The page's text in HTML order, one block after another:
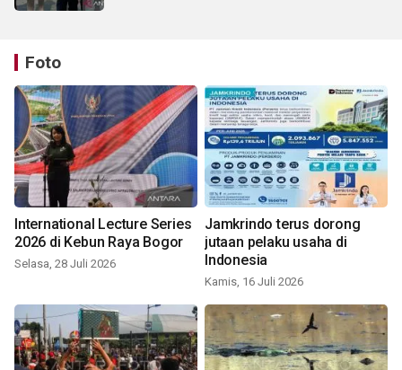
Foto
International Lecture Series
2026 di Kebun Raya Bogor
Selasa, 28 Juli 2026
Jamkrindo terus dorong
jutaan pelaku usaha di
Indonesia
Kamis, 16 Juli 2026